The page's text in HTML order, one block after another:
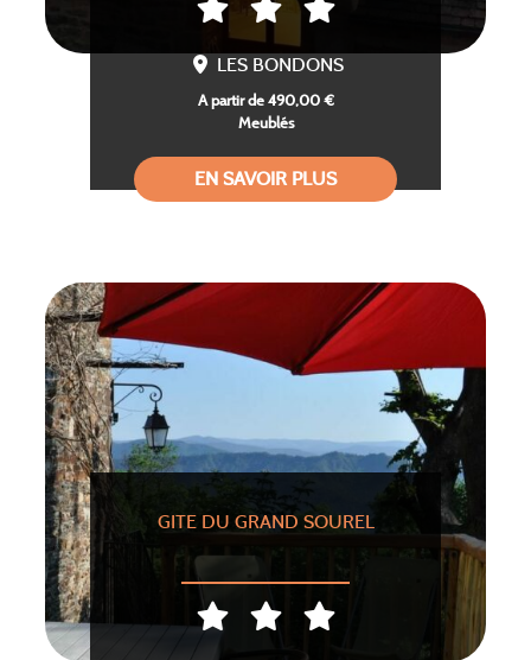
LES BONDONS
A partir de 490,00 €
Meublés
EN SAVOIR PLUS
GITE DU GRAND SOUREL